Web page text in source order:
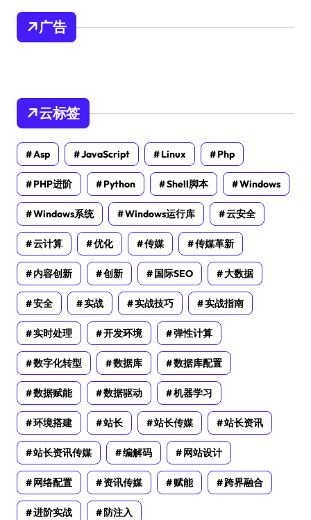
广告
云标签
Asp JavaScript Linux Php
PHP进阶 Python Shell脚本 Windows
Windows系统 Windows运行库 云安全
云计算 优化 传媒 传媒革新
内容创新 创新 国际SEO 大数据
安全 实战 实战技巧 实战指南
实时处理 开发环境 弹性计算
数字化转型 数据库 数据库配置
数据赋能 数据驱动 机器学习
环境搭建 站长 站长传媒 站长资讯
站长资讯传媒 编解码 网站设计
网络配置 资讯传媒 赋能 跨界融合
进阶实战 防注入